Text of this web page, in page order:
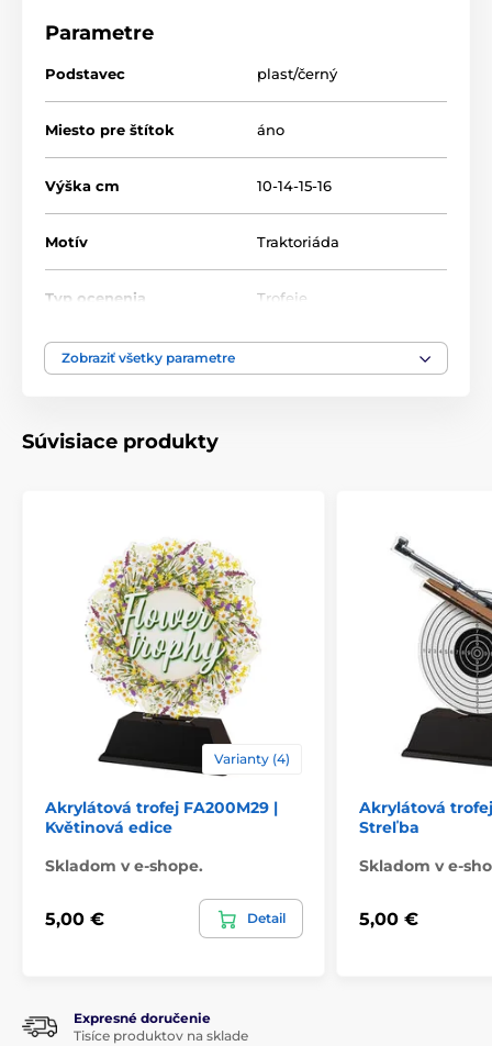
Parametre
Podstavec plast/černý
Miesto pre štítok áno
Výška cm 10-14-15-16
Motív Traktoriáda
Typ ocenenia Trofeje
Materiál
Zobraziť všetky parametre
Súvisiace produkty
Varianty (4)
Akrylátová trofej FA200M29 |
Květinová edice
Skladom v e-shope.
5,00 € Detail
Akrylátová
Streľba
Skladom v e-
5,00 €
Expresné doručenie
Tisíce produktov na sklade